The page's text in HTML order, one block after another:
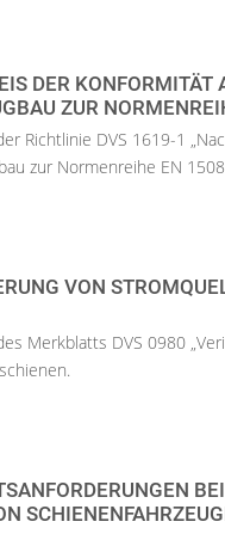
DER KONFORMITÄT
ZUR
Richtlinie DVS 1619-1
zur Normenreihe EN
VON
Merkblatts DVS 0980